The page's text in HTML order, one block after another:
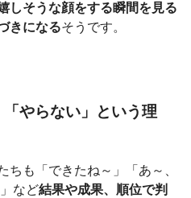
しそうな顔をする瞬間を見る
きになるそうです。
やらない」という理
ちも「できたね～」「あ～、
など結果や成果、順位で判